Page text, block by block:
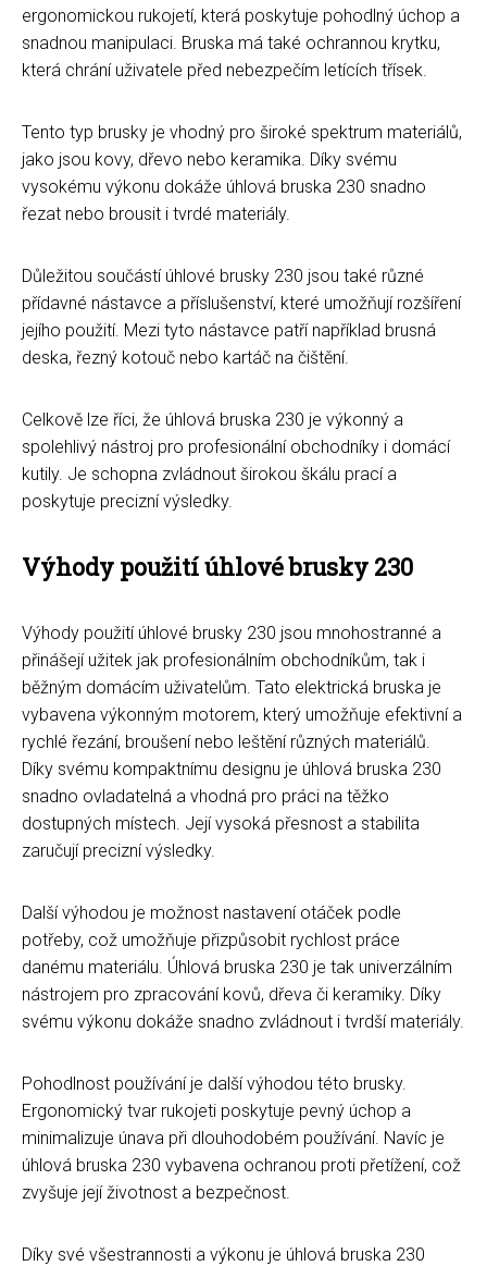
ergonomickou rukojetí, která poskytuje pohodlný úchop a
snadnou manipulaci. Bruska má také ochrannou krytku,
která chrání uživatele před nebezpečím letících třísek.
Tento typ brusky je vhodný pro široké spektrum materiálů,
jako jsou kovy, dřevo nebo keramika. Díky svému
vysokému výkonu dokáže úhlová bruska 230 snadno
řezat nebo brousit i tvrdé materiály.
Důležitou součástí úhlové brusky 230 jsou také různé
přídavné nástavce a příslušenství, které umožňují rozšíření
jejího použití. Mezi tyto nástavce patří například brusná
deska, řezný kotouč nebo kartáč na čištění.
Celkově lze říci, že úhlová bruska 230 je výkonný a
spolehlivý nástroj pro profesionální obchodníky i domácí
kutily. Je schopna zvládnout širokou škálu prací a
poskytuje precizní výsledky.
Výhody použití úhlové brusky 230
Výhody použití úhlové brusky 230 jsou mnohostranné a
přinášejí užitek jak profesionálním obchodníkům, tak i
běžným domácím uživatelům. Tato elektrická bruska je
vybavena výkonným motorem, který umožňuje efektivní a
rychlé řezání, broušení nebo leštění různých materiálů.
Díky svému kompaktnímu designu je úhlová bruska 230
snadno ovladatelná a vhodná pro práci na těžko
dostupných místech. Její vysoká přesnost a stabilita
zaručují precizní výsledky.
Další výhodou je možnost nastavení otáček podle
potřeby, což umožňuje přizpůsobit rychlost práce
danému materiálu. Úhlová bruska 230 je tak univerzálním
nástrojem pro zpracování kovů, dřeva či keramiky. Díky
svému výkonu dokáže snadno zvládnout i tvrdší materiály.
Pohodlnost používání je další výhodou této brusky.
Ergonomický tvar rukojeti poskytuje pevný úchop a
minimalizuje únava při dlouhodobém používání. Navíc je
úhlová bruska 230 vybavena ochranou proti přetížení, což
zvyšuje její životnost a bezpečnost.
Díky své všestrannosti a výkonu je úhlová bruska 230